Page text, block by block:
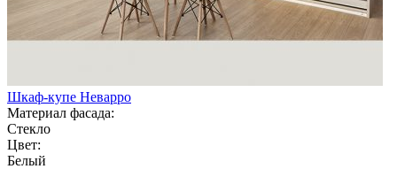
Шкаф-купе Неварро
Материал фасада:
Стекло
Цвет:
Белый